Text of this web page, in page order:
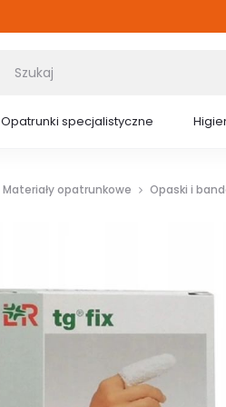
Opatrunki specjalistyczne
Materiały opatrunkowe Opaski i